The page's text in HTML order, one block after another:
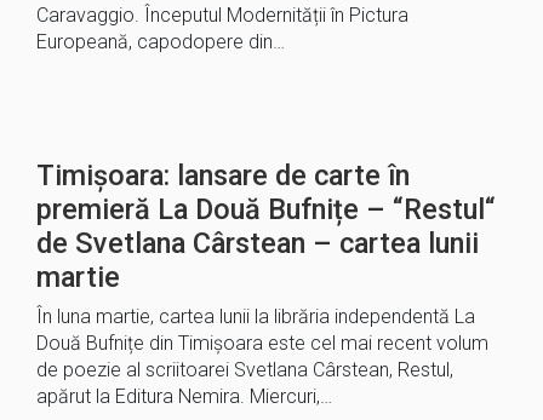
Caravaggio. Începutul Modernității în Pictura
Europeană, capodopere din…
Timișoara: lansare de carte în
premieră La Două Bufnițe – “Restul“
de Svetlana Cârstean – cartea lunii
martie
În luna martie, cartea lunii la librăria independentă La
Două Bufnițe din Timișoara este cel mai recent volum
de poezie al scriitoarei Svetlana Cârstean, Restul,
apărut la Editura Nemira. Miercuri,…